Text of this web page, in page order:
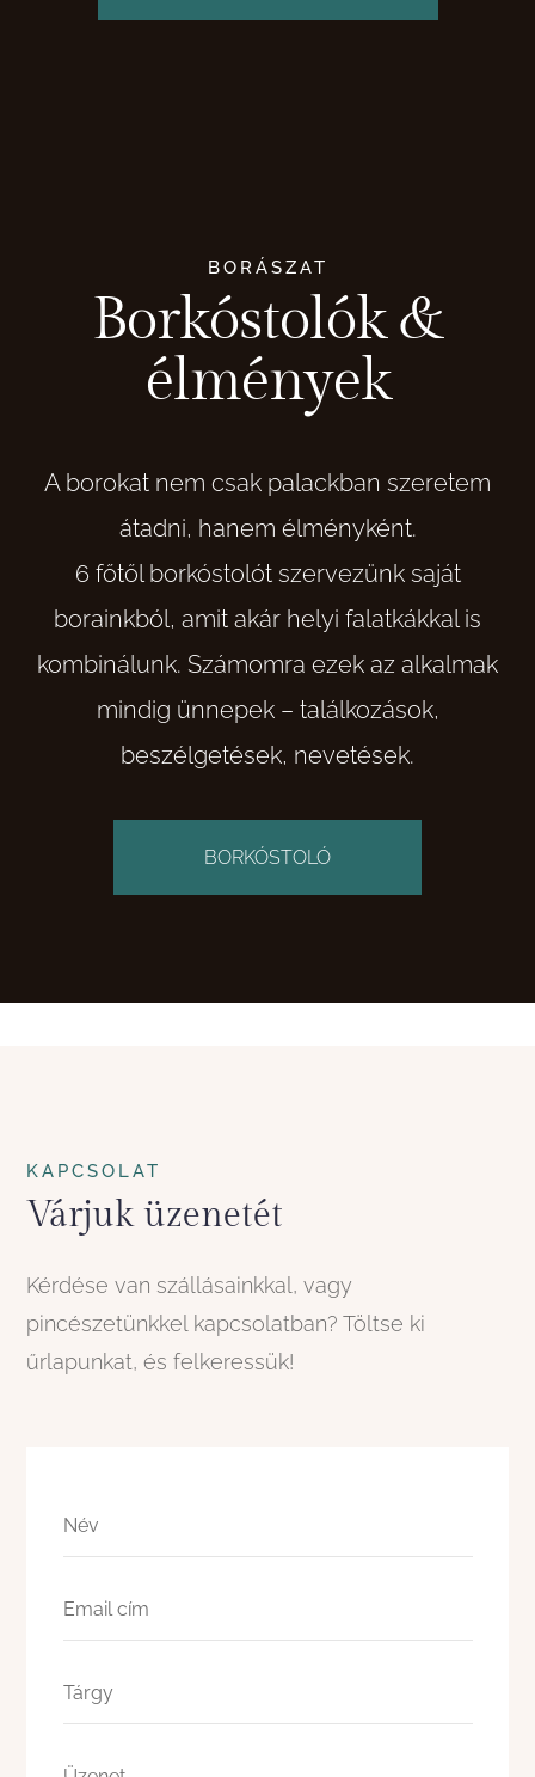
BORÁSZAT
Borkóstolók &
élmények
A borokat nem csak palackban szeretem
átadni, hanem élményként.
6 főtől borkóstolót szervezünk saját
borainkból, amit akár helyi falatkákkal is
kombinálunk. Számomra ezek az alkalmak
mindig ünnepek – találkozások,
beszélgetések, nevetések.
BORKÓSTOLÓ
KAPCSOLAT
Várjuk üzenetét
Kérdése van szállásainkkal, vagy
pincészetünkkel kapcsolatban? Töltse ki
űrlapunkat, és felkeressük!